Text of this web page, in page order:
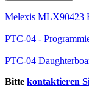
Melexis MLX90423
PTC-04 -
PTC-04
Bitte kontaktieren